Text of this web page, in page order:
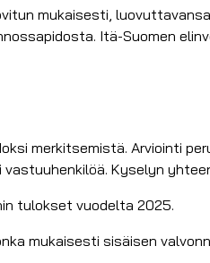
mukaisesti,
Itä-Suomen
merkitsemistä. Arviointi
Kyselyn
tulokset vuodelta 2025.
mukaisesti sisäisen